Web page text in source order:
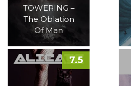
TOWERING –
The Oblation
Of Man
7.5